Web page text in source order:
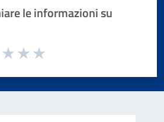
le informazioni su
pagina